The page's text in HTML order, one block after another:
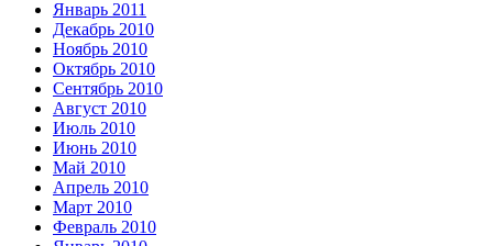
Январь 2011
Декабрь 2010
Ноябрь 2010
Октябрь 2010
Сентябрь 2010
Август 2010
Июль 2010
Июнь 2010
Май 2010
Апрель 2010
Март 2010
Февраль 2010